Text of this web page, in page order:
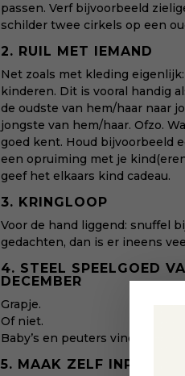
passen. Verf bijvoorbeeld
schilder twee cirkels op een
2. RUIL MET IEMAND
Net zoals met kleding
kinderen. Dit is vooral handig
de oudste van hem/haar naar
jongste van hem/haar. Ofzo.
goed kent. Houd bijvoorbeeld
een opruiming met je
geef het elkaars kind cadeau.
3. KRINGLOOP
Voor de hand liggend: snuffel
gedachten, dan is er ineens
4. STEEL SPEELGOED
DECEMBER
Grapje.
Of niet.
Baby’s en peuters vinden het
5. MAAK ZELF